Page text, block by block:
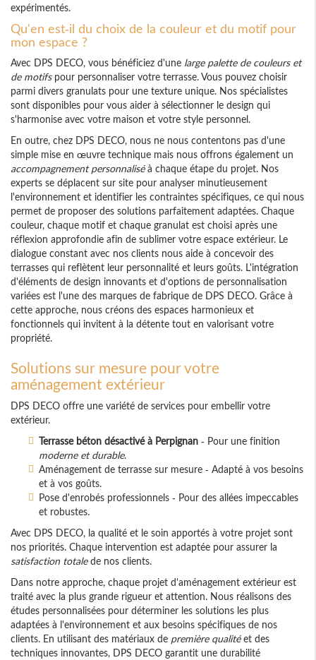
expérimentés.
Qu'en est-il du choix de la couleur et du motif pour
mon espace ?
Avec DPS DECO, vous bénéficiez d'une large palette de couleurs et
de motifspour personnaliser votre terrasse. Vous pouvez choisir
parmi divers granulats pour une texture unique. Nos spécialistes
sont disponibles pour vous aider à sélectionner le design qui
s'harmonise avec votre maison et votre style personnel.
En outre, chez DPS DECO, nous ne nous contentons pas d'une
simple mise en œuvre technique mais nous offrons également un
accompagnement personnaliséà chaque étape du projet. Nos
experts se déplacent sur site pour analyser minutieusement
l'environnement et identifier les contraintes spécifiques, ce qui nous
permet de proposer des solutions parfaitement adaptées. Chaque
couleur, chaque motif et chaque granulat est choisi après une
réflexion approfondie afin de sublimer votre espace extérieur. Le
dialogue constant avec nos clients nous aide à concevoir des
terrasses qui reflètent leur personnalité et leurs goûts. L'intégration
d'éléments de design innovants et d'options de personnalisation
variées est l'une des marques de fabrique de DPS DECO. Grâce à
cette approche, nous créons des espaces harmonieux et
fonctionnels qui invitent à la détente tout en valorisant votre
propriété.
Solutions sur mesure pour votre
aménagement extérieur
DPS DECO offre une variété de services pour embellir votre
extérieur.
Terrasse béton désactivé à Perpignan - Pour une finition
moderne et durable.
Aménagement de terrasse sur mesure - Adapté à vos besoins
et à vos goûts.
Pose d'enrobés professionnels - Pour des allées impeccables
et robustes.
Avec DPS DECO, la qualité et le soin apportés à votre projet sont
nos priorités. Chaque intervention est adaptée pour assurer la
satisfaction totalede nos clients.
Dans notre approche, chaque projet d'aménagement extérieur est
traité avec la plus grande rigueur et attention. Nous réalisons des
études personnalisées pour déterminer les solutions les plus
adaptées à l'environnement et aux besoins spécifiques de nos
clients. En utilisant des matériaux de première qualitéet des
techniques innovantes, DPS DECO garantit une durabilité